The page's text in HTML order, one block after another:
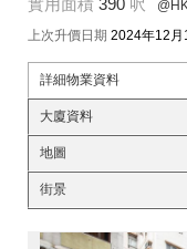
實用面積 390 呎
上次升價日期 2024年12月
詳細物業資料
大廈資料
地圖
街景